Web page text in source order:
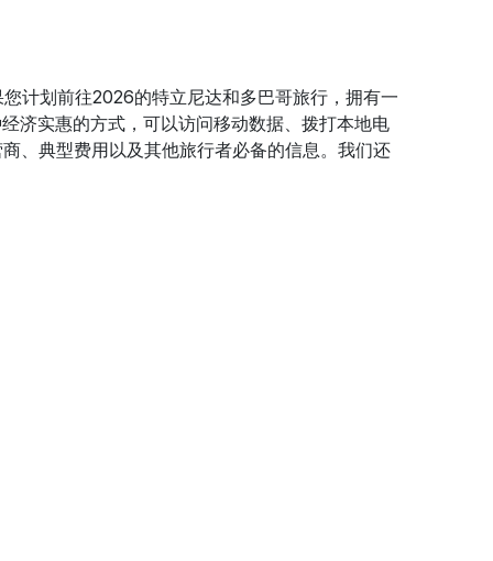
计划前往2026的特立尼达和多巴哥旅行，拥有一
济实惠的方式，可以访问移动数据、拨打本地电
、典型费用以及其他旅行者必备的信息。我们还